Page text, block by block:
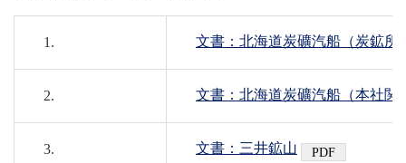
1. 文書：北海道炭礦汽船（炭鉱所
2. 文書：北海道炭礦汽船（本社関
3. 文書：三井鉱山